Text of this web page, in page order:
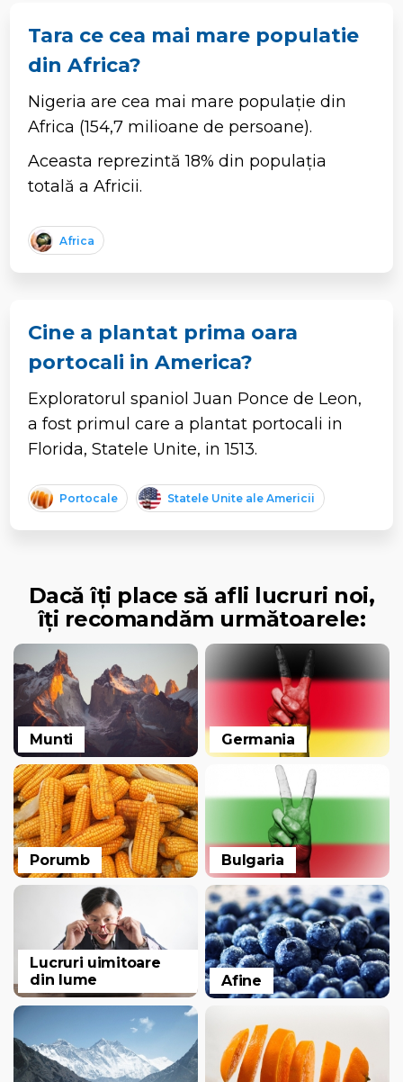
Tara ce cea mai mare populatie
din Africa?
Nigeria are cea mai mare populație din
Africa (154,7 milioane de persoane).
Aceasta reprezintă 18% din populația
totală a Africii.
Africa
Cine a plantat prima oara
portocali in America?
Exploratorul spaniol Juan Ponce de Leon,
a fost primul care a plantat portocali in
Florida, Statele Unite, in 1513.
Portocale Statele Unite ale Americii
Dacă îți place să afli lucruri noi,
îți recomandăm următoarele:
Munti Germania
Porumb Bulgaria
Lucruri uimitoare
din lume
Afine